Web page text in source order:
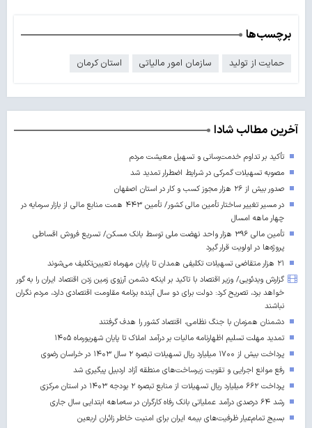
برچسب‌ها
حمایت از تولید سازمان امور مالیاتی استان کرمان
آخرین مطالب شادا
تأکید بر تداوم خدمت‌رسانی و تسهیل معیشت مردم
مصوبه تسهیلات گمرکی در شرایط اضطرار تمدید شد
صدور بیش از ۲۶ هزار مجوز کسب‌ و کار در استان اصفهان
در مسیر تغییر ساختار تأمین مالی کشور/ تأمین ۴۴۳ همت منابع مالی از بازار سرمایه در
چهار ماهه امسال
تأمین مالی ۳۹۶ هزار واحد نهضت ملی توسط بانک مسکن/ تسریع فروش اقساطی
پروژه‌ها در اولویت قرار گیرد
۲۱ هزار متقاضی تسهیلات تکلیفی همدان تا پایان مهرماه تعیین‌تکلیف می‌شوند
گزارش ویدئویی/ وزیر اقتصاد با تاکید بر اینکه دشمن آرزوی زمین زدن اقتصاد ایران را به گور
خواهد برد، تصریح کرد: دولت برای دو سال آینده برنامه مقاومت اقتصادی دارد، مردم نگران
نباشند
دشمنان همزمان با جنگ نظامی، اقتصاد کشور را هدف گرفتند
تمدید مهلت تسلیم اظهارنامه مالیات بر درآمد املاک تا پایان شهریورماه ۱۴۰۵
پرداخت بیش از ۱۷۰۰ میلیارد ریال تسهیلات تبصره ۲ سال ۱۴۰۳ در خراسان رضوی
رفع موانع اجرایی و تقویت زیرساخت‌های منطقه آزاد اردبیل پیگیری شد
پرداخت ۶۶۲ میلیارد ریال تسهیلات از منابع تبصره ۲ بودجه ۱۴۰۳ در استان مرکزی
رشد ۶۴ درصدی درآمد عملیاتی بانک رفاه کارگران در سه‌ماهه ابتدایی سال جاری
بسیج تمام‌عیار ظرفیت‌های بیمه ایران برای امنیت خاطر زائران اربعین